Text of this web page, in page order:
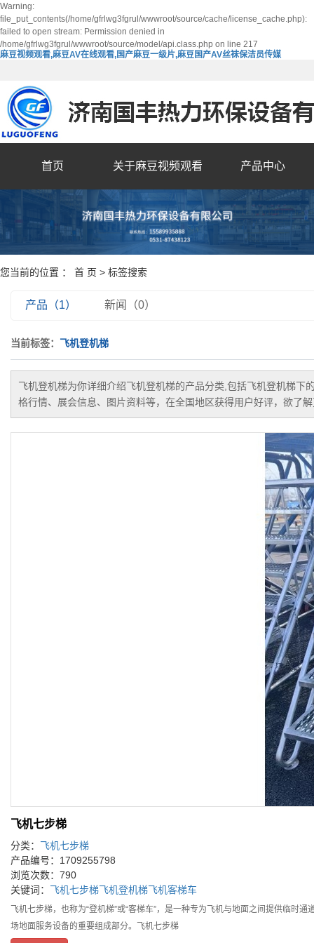
Warning:
file_put_contents(/home/gfrlwg3fgrul/wwwroot/source/cache/license_cache.php):
failed to open stream: Permission denied in
/home/gfrlwg3fgrul/wwwroot/source/model/api.class.php on line 217
麻豆视频观看,麻豆AV在线观看,国产麻豆一级片,麻豆国产AV丝袜保洁员传媒
首页 关于麻豆视频观看 产品中心
您当前的位置 ： 首 页 > 标签搜索
产品（1） 新闻（0）
当前标签： 飞机登机梯
飞机登机梯为你详细介绍飞机登机梯的产品分类,包括飞机登机梯下
格行情、展会信息、图片资料等，在全国地区获得用户好评，欲了
飞机七步梯
分类： 飞机七步梯
产品编号：1709255798
浏览次数：790
关键词： 飞机七步梯飞机登机梯飞机客梯车
飞机七步梯，也称为“登机梯”或“客梯车”，是一种专为飞机与地面之间提供临
场地面服务设备的重要组成部分。飞机七步梯